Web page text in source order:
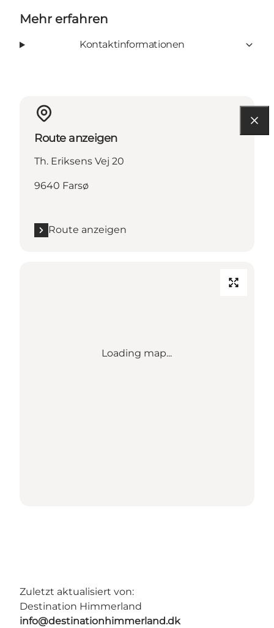
Mehr erfahren
Kontaktinformationen
Route anzeigen
Th. Eriksens Vej 20
9640 Farsø
Route anzeigen
Loading map...
Zuletzt aktualisiert von:
Destination Himmerland
info@destinationhimmerland.dk